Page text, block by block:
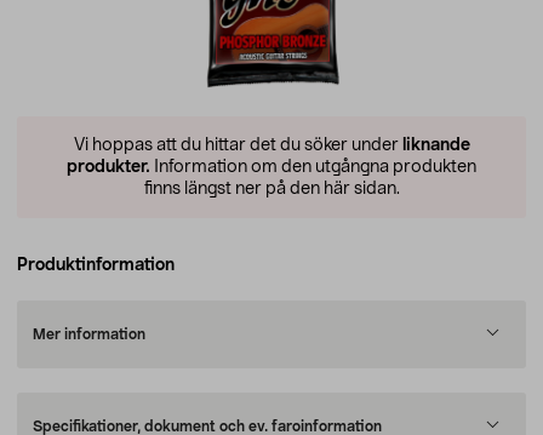
Vi hoppas att du hittar det du söker under liknande
produkter. Information om den utgångna produkten
finns längst ner på den här sidan.
Produktinformation
Mer information
Specifikationer, dokument och ev. faroinformation